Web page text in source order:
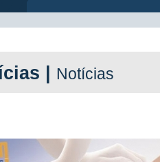
| Notícias